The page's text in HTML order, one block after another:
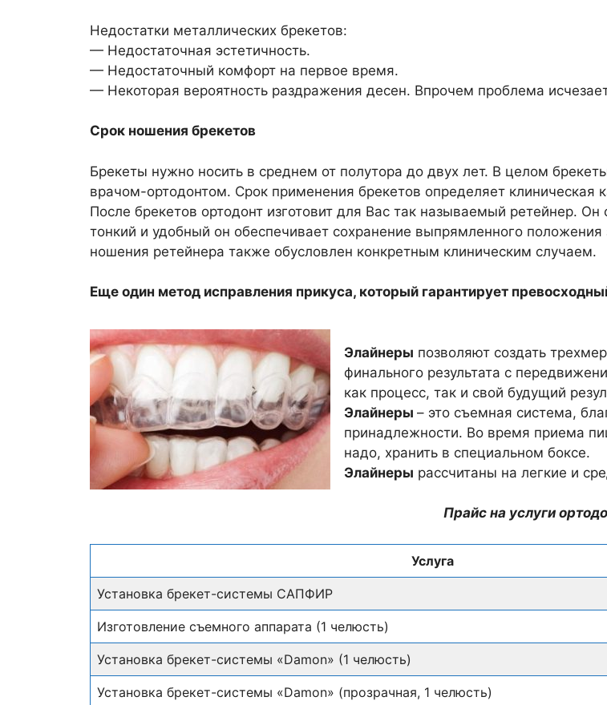
Недостатки металлических брекетов:
— Недостаточная эстетичность.
— Недостаточный комфорт на первое время.
— Некоторая вероятность раздражения десен. Впрочем проблема
Срок ношения брекетов
Брекеты нужно носить в среднем от полутора до двух лет. В целом
врачом-ортодонтом. Срок применения брекетов определяет клиническая
После брекетов ортодонт изготовит для Вас так называемый ретейнер.
тонкий и удобный он обеспечивает сохранение выпрямленного
ношения ретейнера также обусловлен конкретным клиническим случаем.
Еще один метод исправления прикуса, который гарантирует
Элайнеры позволяют создать
финального результата с
как процесс, так и свой будущий
Элайнеры – это съемная система,
принадлежности. Во время приема
надо, хранить в специальном боксе.
Элайнеры рассчитаны на легкие и
Прайс на услуги
Услуга
Установка брекет-системы САПФИР
Изготовление съемного аппарата (1 челюсть)
Установка брекет-системы «Damon» (1 челюсть)
Установка брекет-системы «Damon» (прозрачная, 1 челюсть)